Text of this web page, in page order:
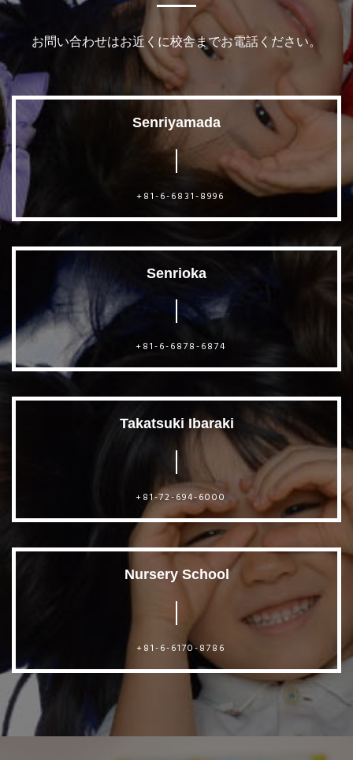
お問い合わせはお近くに校舎までお電話ください。
Senriyamada
+81-6-6831-8996
Senrioka
+81-6-6878-6874
Takatsuki Ibaraki
+81-72-694-6000
Nursery School
+81-6-6170-8786